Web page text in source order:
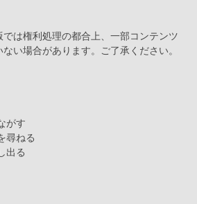
は権利処理の都合上、一部コンテンツ
い場合があります。ご了承ください。
がす
尋ねる
出る